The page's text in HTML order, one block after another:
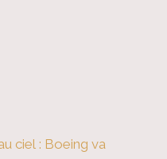
ciel : Boeing va